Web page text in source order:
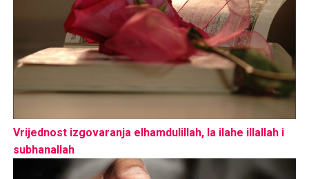
Vrijednost izgovaranja elhamdulillah, la ilahe illallah i
subhanallah